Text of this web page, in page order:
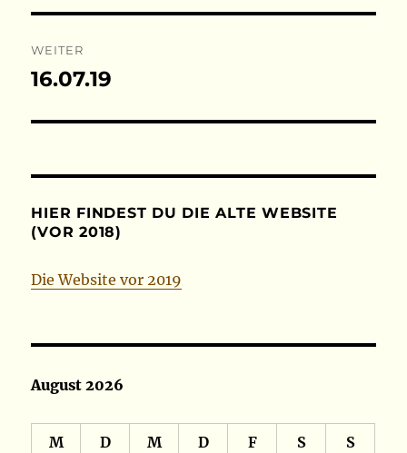
WEITER
Nächster
16.07.19
HIER FINDEST DU DIE ALTE WEBSITE
(VOR 2018)
Die Website vor 2019
August 2026
M D M D F S S